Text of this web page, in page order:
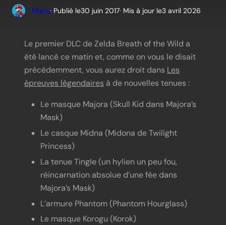
Mario· Publié le30 juin 2017· Mis à jour le3 avril 2026
Le premier DLC de Zelda Breath of the Wild a
été lancé ce matin et, comme on vous le disait
précédemment, vous aurez droit dans Les
épreuves légendaires à de nouvelles tenues :
Le masque Majora (Skull Kid dans Majora’s
Mask)
Le casque Midna (Midona de Twilight
Princess)
La tenue Tingle (un hylien un peu fou,
réincarnation absolue d’une fée dans
Majora’s Mask)
L’armure Phantom (Phantom Hourglass)
Le masque Korogu (Korok)